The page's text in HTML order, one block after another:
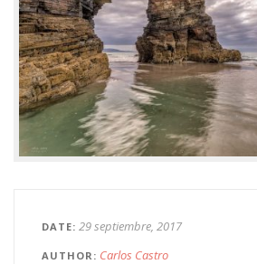
DATE 29 septiembre, 2017
AUTHOR Carlos Castro